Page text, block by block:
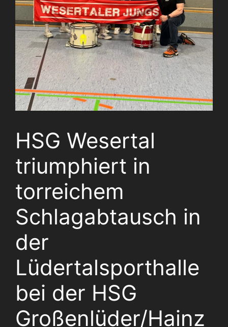
HSG Wesertal
triumphiert in
torreichem
Schlagabtausch in
der
Lüdertalsporthalle
bei der HSG
Großenlüder/Hainz